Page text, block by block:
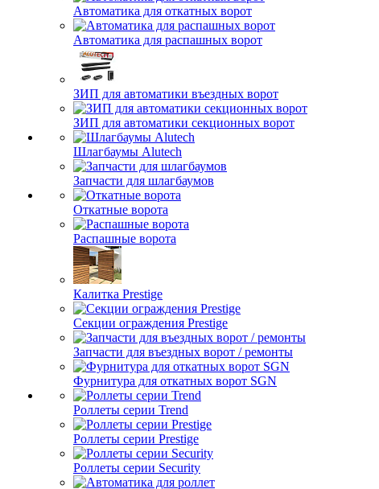
Автоматика для откатных ворот
Автоматика для распашных ворот
ЗИП для автоматики въездных ворот
ЗИП для автоматики секционных ворот
Шлагбаумы Alutech
Запчасти для шлагбаумов
Откатные ворота
Распашные ворота
Калитка Prestige
Секции ограждения Prestige
Запчасти для въездных ворот / ремонты
Фурнитура для откатных ворот SGN
Роллеты серии Trend
Роллеты серии Prestige
Роллеты серии Security